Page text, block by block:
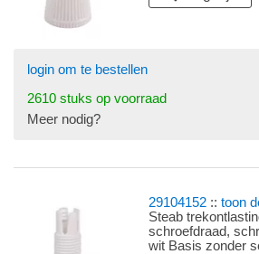
login om te bestellen
2610 stuks op voorraad
Meer nodig?
29104152 ::toon
Steab
schroefdraad,
wit Basis zonder